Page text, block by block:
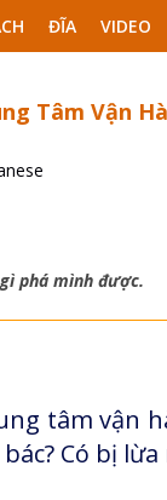
ĐĨA VIDEO
Tâm Vận
phá mình được.
tâm vận
Có bị